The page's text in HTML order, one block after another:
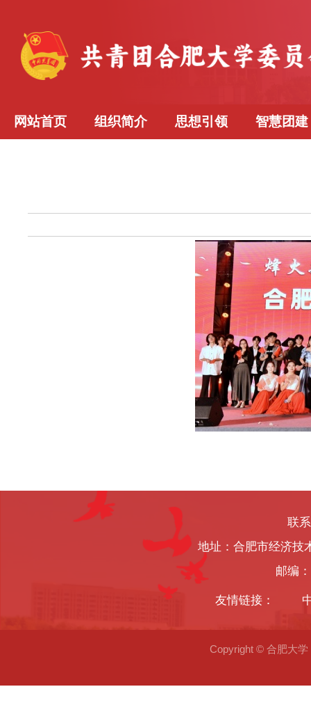
网站首页 组织简介 思想引领 智慧团建
联
地址：合肥市经济技
邮编
友情链接：
Copyright © 合肥大学